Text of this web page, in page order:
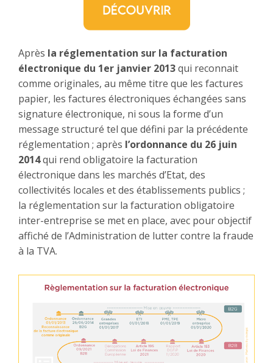
Après la réglementation sur la facturation
électronique du 1er janvier 2013qui reconnait
comme originales, au même titre que les factures
papier, les factures électroniques échangées sans
signature électronique, ni sous la forme d’un
message structuré tel que défini par la précédente
réglementation ; après l’ordonnance du 26 juin
2014qui rend obligatoire la facturation
électronique dans les marchés d’Etat, des
collectivités locales et des établissements publics ;
la réglementation sur la facturation obligatoire
inter-entreprise se met en place, avec pour objectif
affiché de l’Administration de lutter contre la fraude
à la TVA.